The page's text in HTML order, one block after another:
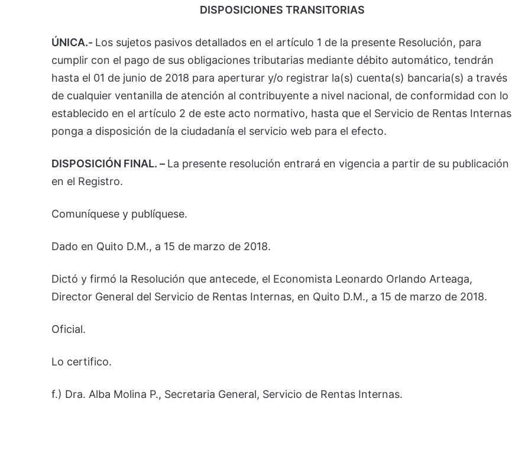
DISPOSICIONES TRANSITORIAS
ÚNICA.- Los sujetos pasivos detallados en el artículo 1 de la presente Resolución, para
cumplir con el pago de sus obligaciones tributarias mediante débito automático, tendrán
hasta el 01 de junio de 2018 para aperturar y/o registrar la(s) cuenta(s) bancaria(s) a través
de cualquier ventanilla de atención al contribuyente a nivel nacional, de conformidad con lo
establecido en el artículo 2 de este acto normativo, hasta que el Servicio de Rentas Internas
ponga a disposición de la ciudadanía el servicio web para el efecto.
DISPOSICIÓN FINAL. – La presente resolución entrará en vigencia a partir de su publicación
en el Registro.
Comuníquese y publíquese.
Dado en Quito D.M., a 15 de marzo de 2018.
Dictó y firmó la Resolución que antecede, el Economista Leonardo Orlando Arteaga,
Director General del Servicio de Rentas Internas, en Quito D.M., a 15 de marzo de 2018.
Oficial.
Lo certifico.
f.) Dra. Alba Molina P., Secretaria General, Servicio de Rentas Internas.